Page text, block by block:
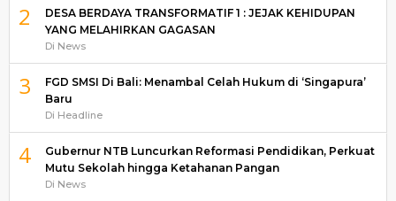
2
DESA BERDAYA TRANSFORMATIF 1 : JEJAK KEHIDUPAN
YANG MELAHIRKAN GAGASAN
Di News
3
FGD SMSI Di Bali: Menambal Celah Hukum di ‘Singapura’
Baru
Di Headline
4
Gubernur NTB Luncurkan Reformasi Pendidikan, Perkuat
Mutu Sekolah hingga Ketahanan Pangan
Di News